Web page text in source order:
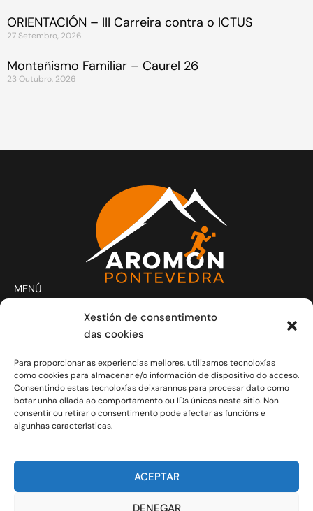
Xestión de consentimento
das cookies
Para proporcionar as experiencias mellores, utilizamos tecnoloxías
como cookies para almacenar e/o información de dispositivo do acceso.
Consentindo estas tecnoloxías deixarannos para procesar dato como
botar unha ollada ao comportamento ou IDs únicos neste sitio. Non
consentir ou retirar o consentimento pode afectar as funcións e
algunhas características.
ACEPTAR
DENEGAR
ORIENTACIÓN – III Carreira contra o ICTUS
27 Setembro, 2026
Montañismo Familiar – Caurel 26
23 Outubro, 2026
MENÚ
Novas
CONTACTO
Xoves e Venres laborais de 20.30h a 21.30h.
info@aromon.gal